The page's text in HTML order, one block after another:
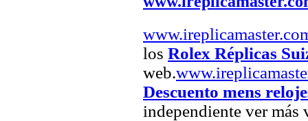
los Rolex Réplicas
web.
Descuento mens
independiente ver más